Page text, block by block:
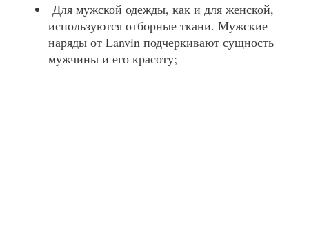
Для мужской одежды, как и для женской,
используются отборные ткани. Мужские
наряды от Lanvin подчеркивают сущность
мужчины и его красоту;